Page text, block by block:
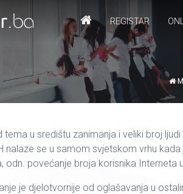
REGISTAR
tema u središtu zanimanja i veliki broj
nalaze se u samom svjetskom vrhu
odn. povećanje broja korisnika Interneta
je djelotvornije od oglašavanja u